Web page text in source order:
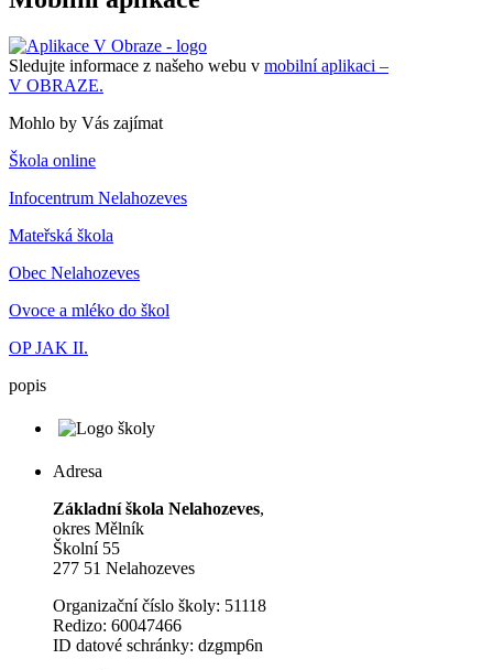
Sledujte informace z našeho webu v mobilní aplikaci –
V OBRAZE.
Mohlo by Vás zajímat
Škola online
Infocentrum Nelahozeves
Mateřská škola
Obec Nelahozeves
Ovoce a mléko do škol
OP JAK II.
popis
Adresa
Základní škola Nelahozeves,
okres Mělník
Školní 55
277 51 Nelahozeves
Organizační číslo školy: 51118
Redizo: 60047466
ID datové schránky: dzgmp6n